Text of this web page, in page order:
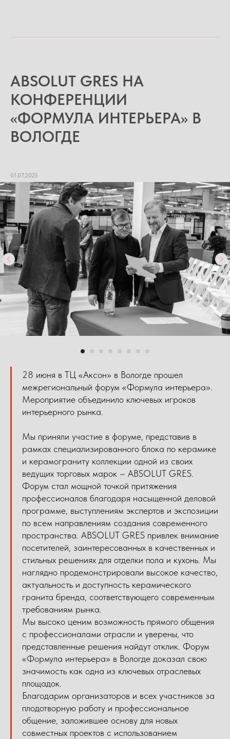
ABSOLUT GRES НА
КОНФЕРЕНЦИИ
«ФОРМУЛА ИНТЕРЬЕРА» В
ВОЛОГДЕ
01.07.2025
28 июня в ТЦ «Аксон» в Вологде прошел
межрегиональный форум «Формула интерьера».
Мероприятие объединило ключевых игроков
интерьерного рынка.
Мы приняли участие в форуме, представив в
рамках специализированного блока по керамике
и керамограниту коллекции одной из своих
ведущих торговых марок – ABSOLUT GRES.
Форум стал мощной точкой притяжения
профессионалов благодаря насыщенной деловой
программе, выступлениям экспертов и экспозиции
по всем направлениям создания современного
пространства. ABSOLUT GRES привлек внимание
посетителей, заинтересованных в качественных и
стильных решениях для отделки пола и кухонь. Мы
наглядно продемонстрировали высокое качество,
актуальность и доступность керамического
гранита бренда, соответствующего современным
требованиям рынка.
Мы высоко ценим возможность прямого общения
с профессионалами отрасли и уверены, что
представленные решения найдут отклик. Форум
«Формула интерьера» в Вологде доказал свою
значимость как одна из ключевых отраслевых
площадок.
Благодарим организаторов и всех участников за
плодотворную работу и профессиональное
общение, заложившее основу для новых
совместных проектов с использованием